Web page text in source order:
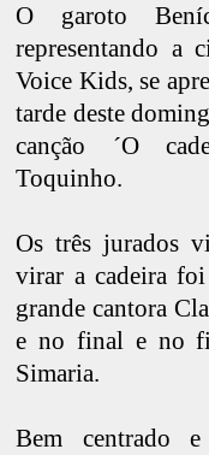
O garoto
representando a
Voice Kids, se
tarde deste
canção ´O
Toquinho.
Os três jurados
virar a cadeira
grande cantora
e no final e no
Simaria.
Bem centrado